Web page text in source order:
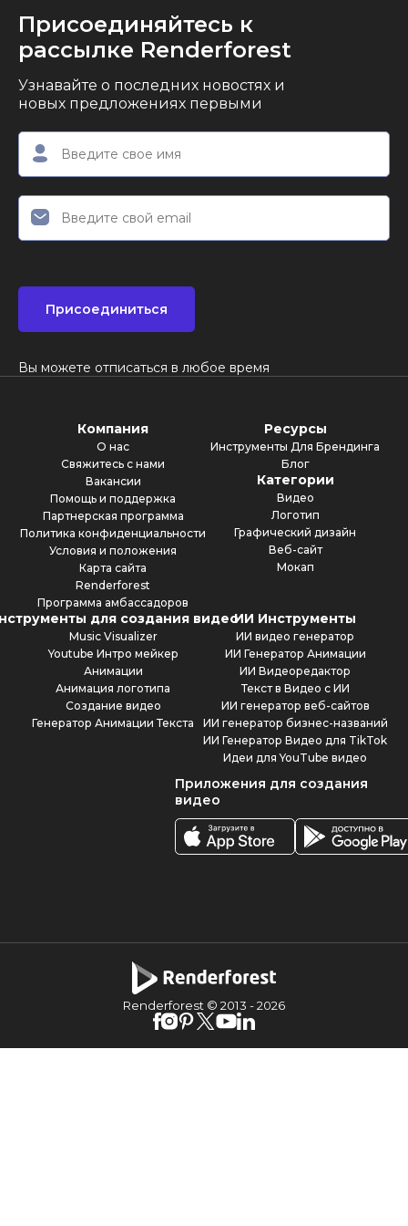
Присоединяйтесь к
рассылке Renderforest
Узнавайте о последних новостях и
новых предложениях первыми
Присоединиться
Вы можете отписаться в любое время
Компания
О нас
Свяжитесь с нами
Вакансии
Помощь и поддержка
Партнерская программа
Политика конфиденциальности
Условия и положения
Карта сайта
Renderforest
Программа амбассадоров
Ресурсы
Инструменты Для Брендинга
Блог
Категории
Видео
Логотип
Графический дизайн
Веб-сайт
Мокап
для создания видео
Music Visualizer
Youtube Интро мейкер
Анимации
Анимация логотипа
Создание видео
Генератор Анимации Текста
ИИ Инструменты
ИИ видео генератор
ИИ Генератор Анимации
ИИ Видеоредактор
Текст в Видео с ИИ
ИИ генератор веб-сайтов
ИИ генератор бизнес-названий
ИИ Генератор Видео для TikTok
Идеи для YouTube видео
Приложения для создания
видео
Renderforest © 2013 -2026